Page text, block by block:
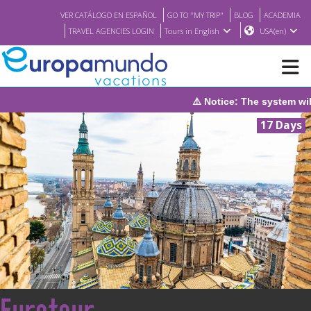
VER CATÁLOGO EN ESPAÑOL GO TO "MY TRIP" BLOG
ACADEMIA
TRAVEL AGENCIES LOGIN
Tours in English USA(en)
BROCHURE PDF
WHERE TO BUY
FEATURED
ABOUT US
⚠️ Notice: The system will be under
17 Days
<